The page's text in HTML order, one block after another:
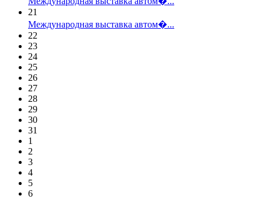
21
Международная выставка автом�...
22
23
24
25
26
27
28
29
30
31
1
2
3
4
5
6